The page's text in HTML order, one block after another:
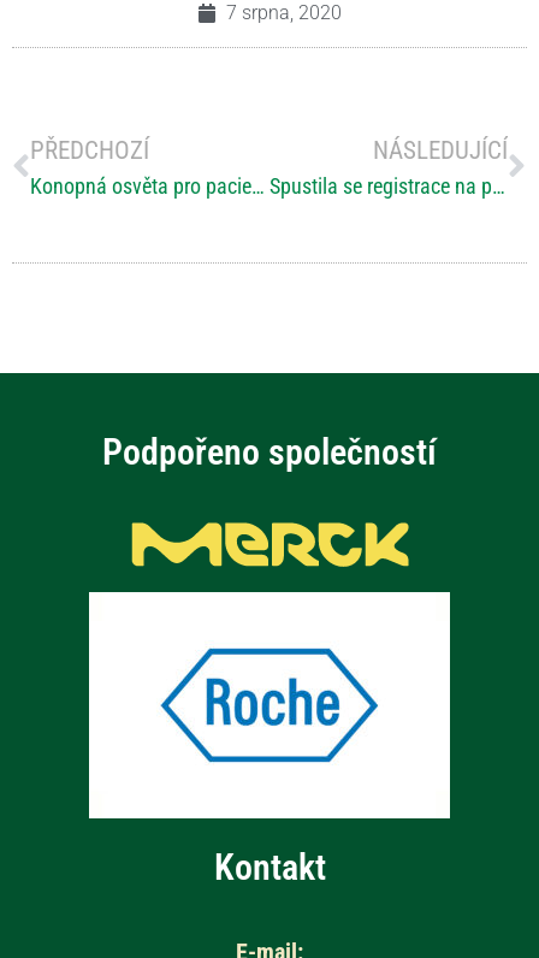
7 srpna, 2020
PŘEDCHOZÍ
Konopná osvěta pro pacienty s roztroušenou sklerózou
NÁSLEDUJÍCÍ
Spustila se registrace na pražskou konference “O RS (ne)jen pro rodinu”
Podpořeno společností
Kontakt
E-mail: